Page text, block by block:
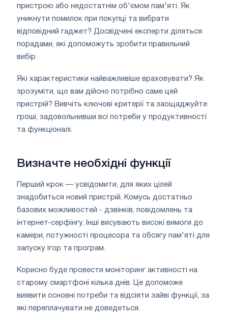
пристрою або недостатнім об'ємом пам'яті. Як
уникнути помилок при покупці та вибрати
відповідний гаджет? Досвідчені експерти діляться
порадами, які допоможуть зробити правильний
вибір.
Які характеристики найважливіше враховувати? Як
зрозуміти, що вам дійсно потрібно саме цей
пристрій? Вивчіть ключові критерії та заощаджуйте
гроші, задовольнивши всі потреби у продуктивності
та функціоналі.
Визначте необхідні функції
Перший крок — усвідомити, для яких цілей
знадобиться новий пристрій. Комусь достатньо
базових можливостей - дзвінків, повідомлень та
інтернет-серфінгу. Інші висувають високі вимоги до
камери, потужності процесора та обсягу пам'яті для
запуску ігор та програм.
Корисно буде провести моніторинг активності на
старому смартфоні кілька днів. Це допоможе
виявити основні потреби та відсіяти зайві функції, за
які переплачувати не доведеться.